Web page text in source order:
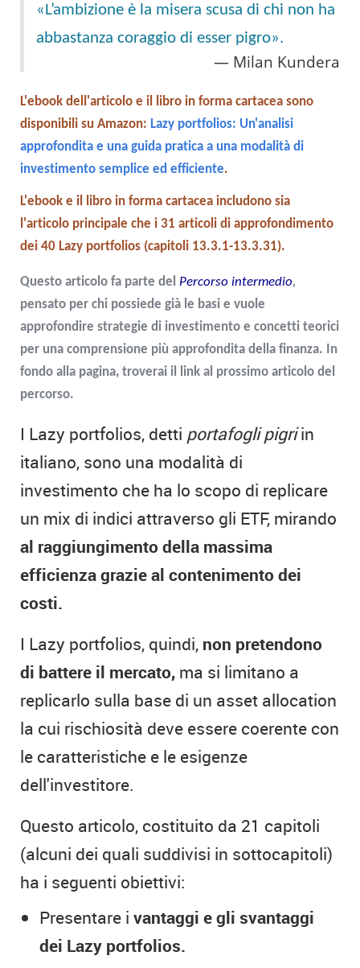
«L’ambizione è la misera scusa di chi non ha
abbastanza coraggio di esser pigro».
Milan Kundera
L'ebook dell'articolo e il libro in forma cartacea sono
disponibili su Amazon: Lazy portfolios: Un'analisi
approfondita e una guida pratica a una modalità di
investimento semplice ed efficiente.
L'ebook e il libro in forma cartacea includono sia
l'articolo principale che i 31 articoli di approfondimento
dei 40 Lazy portfolios (capitoli 13.3.1-13.3.31).
Questo articolo fa parte del Percorso intermedio,
pensato per chi possiede già le basi e vuole
approfondire strategie di investimento e concetti teorici
per una comprensione più approfondita della finanza. In
fondo alla pagina, troverai il link al prossimo articolo del
percorso.
I Lazy portfolios, detti portafogli pigriin
italiano, sono una modalità di
investimento che ha lo scopo di replicare
un mix di indici attraverso gli ETF, mirando
al raggiungimento della massima
efficienza grazie al contenimento dei
costi.
I Lazy portfolios, quindi, non pretendono
di battere il mercato, ma si limitano a
replicarlo sulla base di un asset allocation
la cui rischiosità deve essere coerente con
le caratteristiche e le esigenze
dell'investitore.
Questo articolo, costituito da 21 capitoli
(alcuni dei quali suddivisi in sottocapitoli)
ha i seguenti obiettivi:
Presentare i vantaggi e gli svantaggi
dei Lazy portfolios.